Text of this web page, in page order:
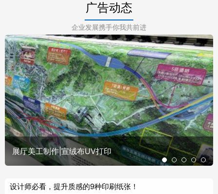
广告动态
企业发展携手你我共前进
展厅美工制作|宣绒布UV打印
设计师必看，提升质感的9种印刷纸张！